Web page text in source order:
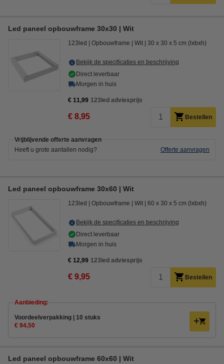
Led paneel opbouwframe 30x30 | Wit
123led Opbouwframe Wit 30 x 30 x 5 cm (lxbxh)
Bekijk de specificaties en beschrijving
Direct leverbaar
Morgen in huis
€ 11,99 123led adviesprijs
€ 8,95 Bestellen
Vrijblijvende offerte aanvragen
Heeft u grote aantallen nodig?
Offerte aanvragen
Led paneel opbouwframe 30x60 | Wit
123led Opbouwframe Wit 60 x 30 x 5 cm (lxbxh)
Bekijk de specificaties en beschrijving
Direct leverbaar
Morgen in huis
€ 12,99 123led adviesprijs
€ 9,95 Bestellen
Aanbieding:
Voordeelverpakking | 10 stuks
€ 94,50
Led paneel opbouwframe 60x60 | Wit